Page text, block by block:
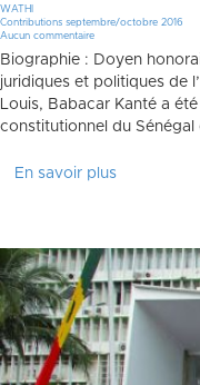
WATHI
Contributions septembre/octobre 2016
Aucun commentaire
Biographie : Doyen
juridiques et politiques de
Louis, Babacar Kanté a
constitutionnel du Sénégal
En savoir plus